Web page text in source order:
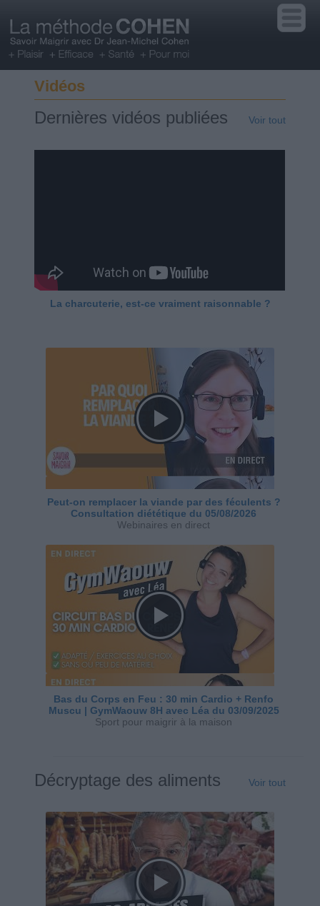
Vidéos
Dernières vidéos publiées Voir tout
La charcuterie, est-ce vraiment raisonnable ?
Peut-on remplacer la viande par des féculents ?
Consultation diététique du 05/08/2026
Webinaires en direct
Bas du Corps en Feu : 30 min Cardio + Renfo
Muscu | GymWaouw 8H avec Léa du 03/09/2025
Sport pour maigrir à la maison
Décryptage des aliments Voir tout